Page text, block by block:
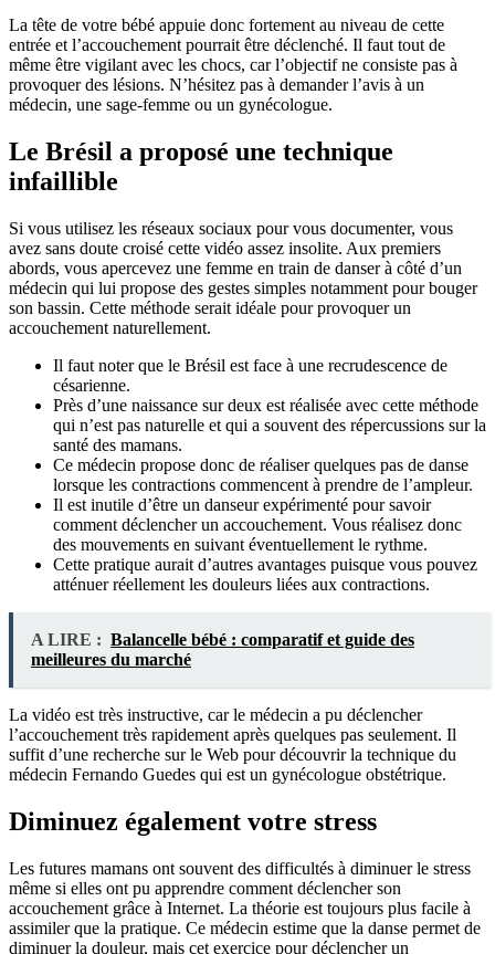
La tête de votre bébé appuie donc fortement au niveau de cette
entrée et l’accouchement pourrait être déclenché. Il faut tout de
même être vigilant avec les chocs, car l’objectif ne consiste pas à
provoquer des lésions. N’hésitez pas à demander l’avis à un
médecin, une sage-femme ou un gynécologue.
Le Brésil a proposé une technique
infaillible
Si vous utilisez les réseaux sociaux pour vous documenter, vous
avez sans doute croisé cette vidéo assez insolite. Aux premiers
abords, vous apercevez une femme en train de danser à côté d’un
médecin qui lui propose des gestes simples notamment pour bouger
son bassin. Cette méthode serait idéale pour provoquer un
accouchement naturellement.
Il faut noter que le Brésil est face à une recrudescence de
césarienne.
Près d’une naissance sur deux est réalisée avec cette méthode
qui n’est pas naturelle et qui a souvent des répercussions sur la
santé des mamans.
Ce médecin propose donc de réaliser quelques pas de danse
lorsque les contractions commencent à prendre de l’ampleur.
Il est inutile d’être un danseur expérimenté pour savoir
comment déclencher un accouchement. Vous réalisez donc
des mouvements en suivant éventuellement le rythme.
Cette pratique aurait d’autres avantages puisque vous pouvez
atténuer réellement les douleurs liées aux contractions.
A LIRE : Balancelle bébé : comparatif et guide des
meilleures du marché
La vidéo est très instructive, car le médecin a pu déclencher
l’accouchement très rapidement après quelques pas seulement. Il
suffit d’une recherche sur le Web pour découvrir la technique du
médecin Fernando Guedes qui est un gynécologue obstétrique.
Diminuez également votre stress
Les futures mamans ont souvent des difficultés à diminuer le stress
même si elles ont pu apprendre comment déclencher son
accouchement grâce à Internet. La théorie est toujours plus facile à
assimiler que la pratique. Ce médecin estime que la danse permet de
diminuer la douleur, mais cet exercice pour déclencher un